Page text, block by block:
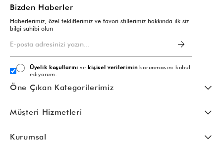
Bizden Haberler
Haberlerimiz, özel tekliflerimiz ve favori stillerimiz hakkında ilk siz
bilgi sahibi olun
Üyelik koşullarını vekişisel verileriminkorunmasını kabul
ediyorum.
Öne Çıkan Kategorilerimiz
Müşteri Hizmetleri
Kurumsal